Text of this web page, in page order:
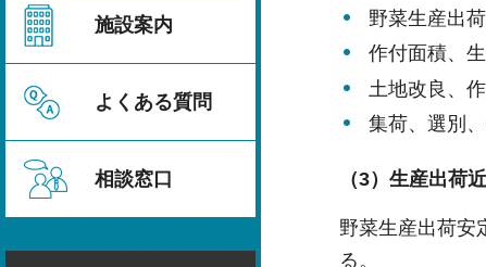
施設案内
よくある質問
相談窓口
野菜生産出
作付面積、
土地改良、
集荷、選別
（3）生産出荷
野菜生産出荷安
る。